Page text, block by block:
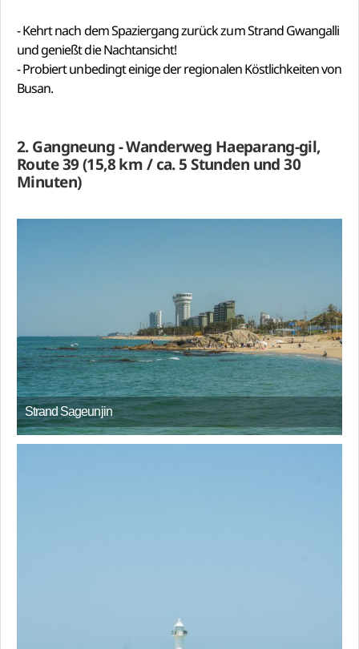
- Kehrt nach dem Spaziergang zurück zum Strand Gwangalli
und genießt die Nachtansicht!
- Probiert unbedingt einige der regionalen Köstlichkeiten von
Busan.
2. Gangneung - Wanderweg Haeparang-gil,
Route 39 (15,8 km / ca. 5 Stunden und 30
Minuten)
Strand Sageunjin